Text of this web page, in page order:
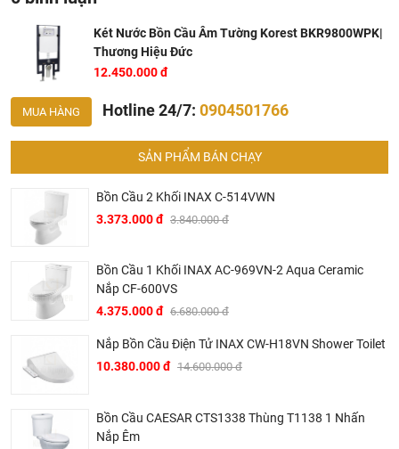
Két Nước Bồn Cầu Âm Tường Korest BKR9800WPK|
Thương Hiệu Đức
12.450.000 đ
MUA HÀNG Hotline 24/7: 0904501766
SẢN PHẨM BÁN CHẠY
Bồn Cầu 2 Khối INAX C-514VWN
3.373.000 đ 3.840.000 đ
Bồn Cầu 1 Khối INAX AC-969VN-2 Aqua Ceramic
Nắp CF-600VS
4.375.000 đ 6.680.000 đ
Nắp Bồn Cầu Điện Tử INAX CW-H18VN Shower Toilet
10.380.000 đ 14.600.000 đ
Bồn Cầu CAESAR CTS1338 Thùng T1138 1 Nhấn
Nắp Êm